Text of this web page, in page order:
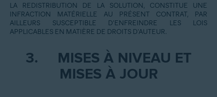
LA REDISTRIBUTION DE LA SOLUTION, CONSTITUE UNE
INFRACTION MATÉRIELLE AU PRÉSENT CONTRAT, PAR
AILLEURS SUSCEPTIBLE D'ENFREINDRE LES LOIS
APPLICABLES EN MATIÈRE DE DROITS D'AUTEUR.
3.
MISES À NIVEAU ET
MISES À JOUR